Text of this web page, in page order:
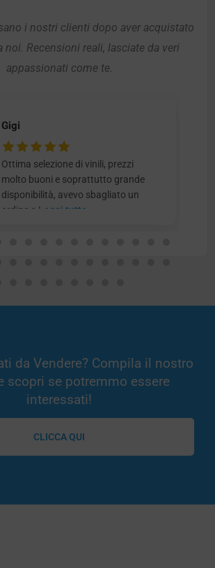
i nostri clienti dopo aver acquistato
noi. Recensioni reali, lasciate da veri
appassionati come te.
Gigi
Ottima selezione di vinili, prezzi
molto buoni e soprattutto grande
disponibilità, avevo sbagliato un
ordine e Leggi tutto
da Vendere? Compila il nostro
scopri se potremmo essere
interessati!
CLICCA QUI